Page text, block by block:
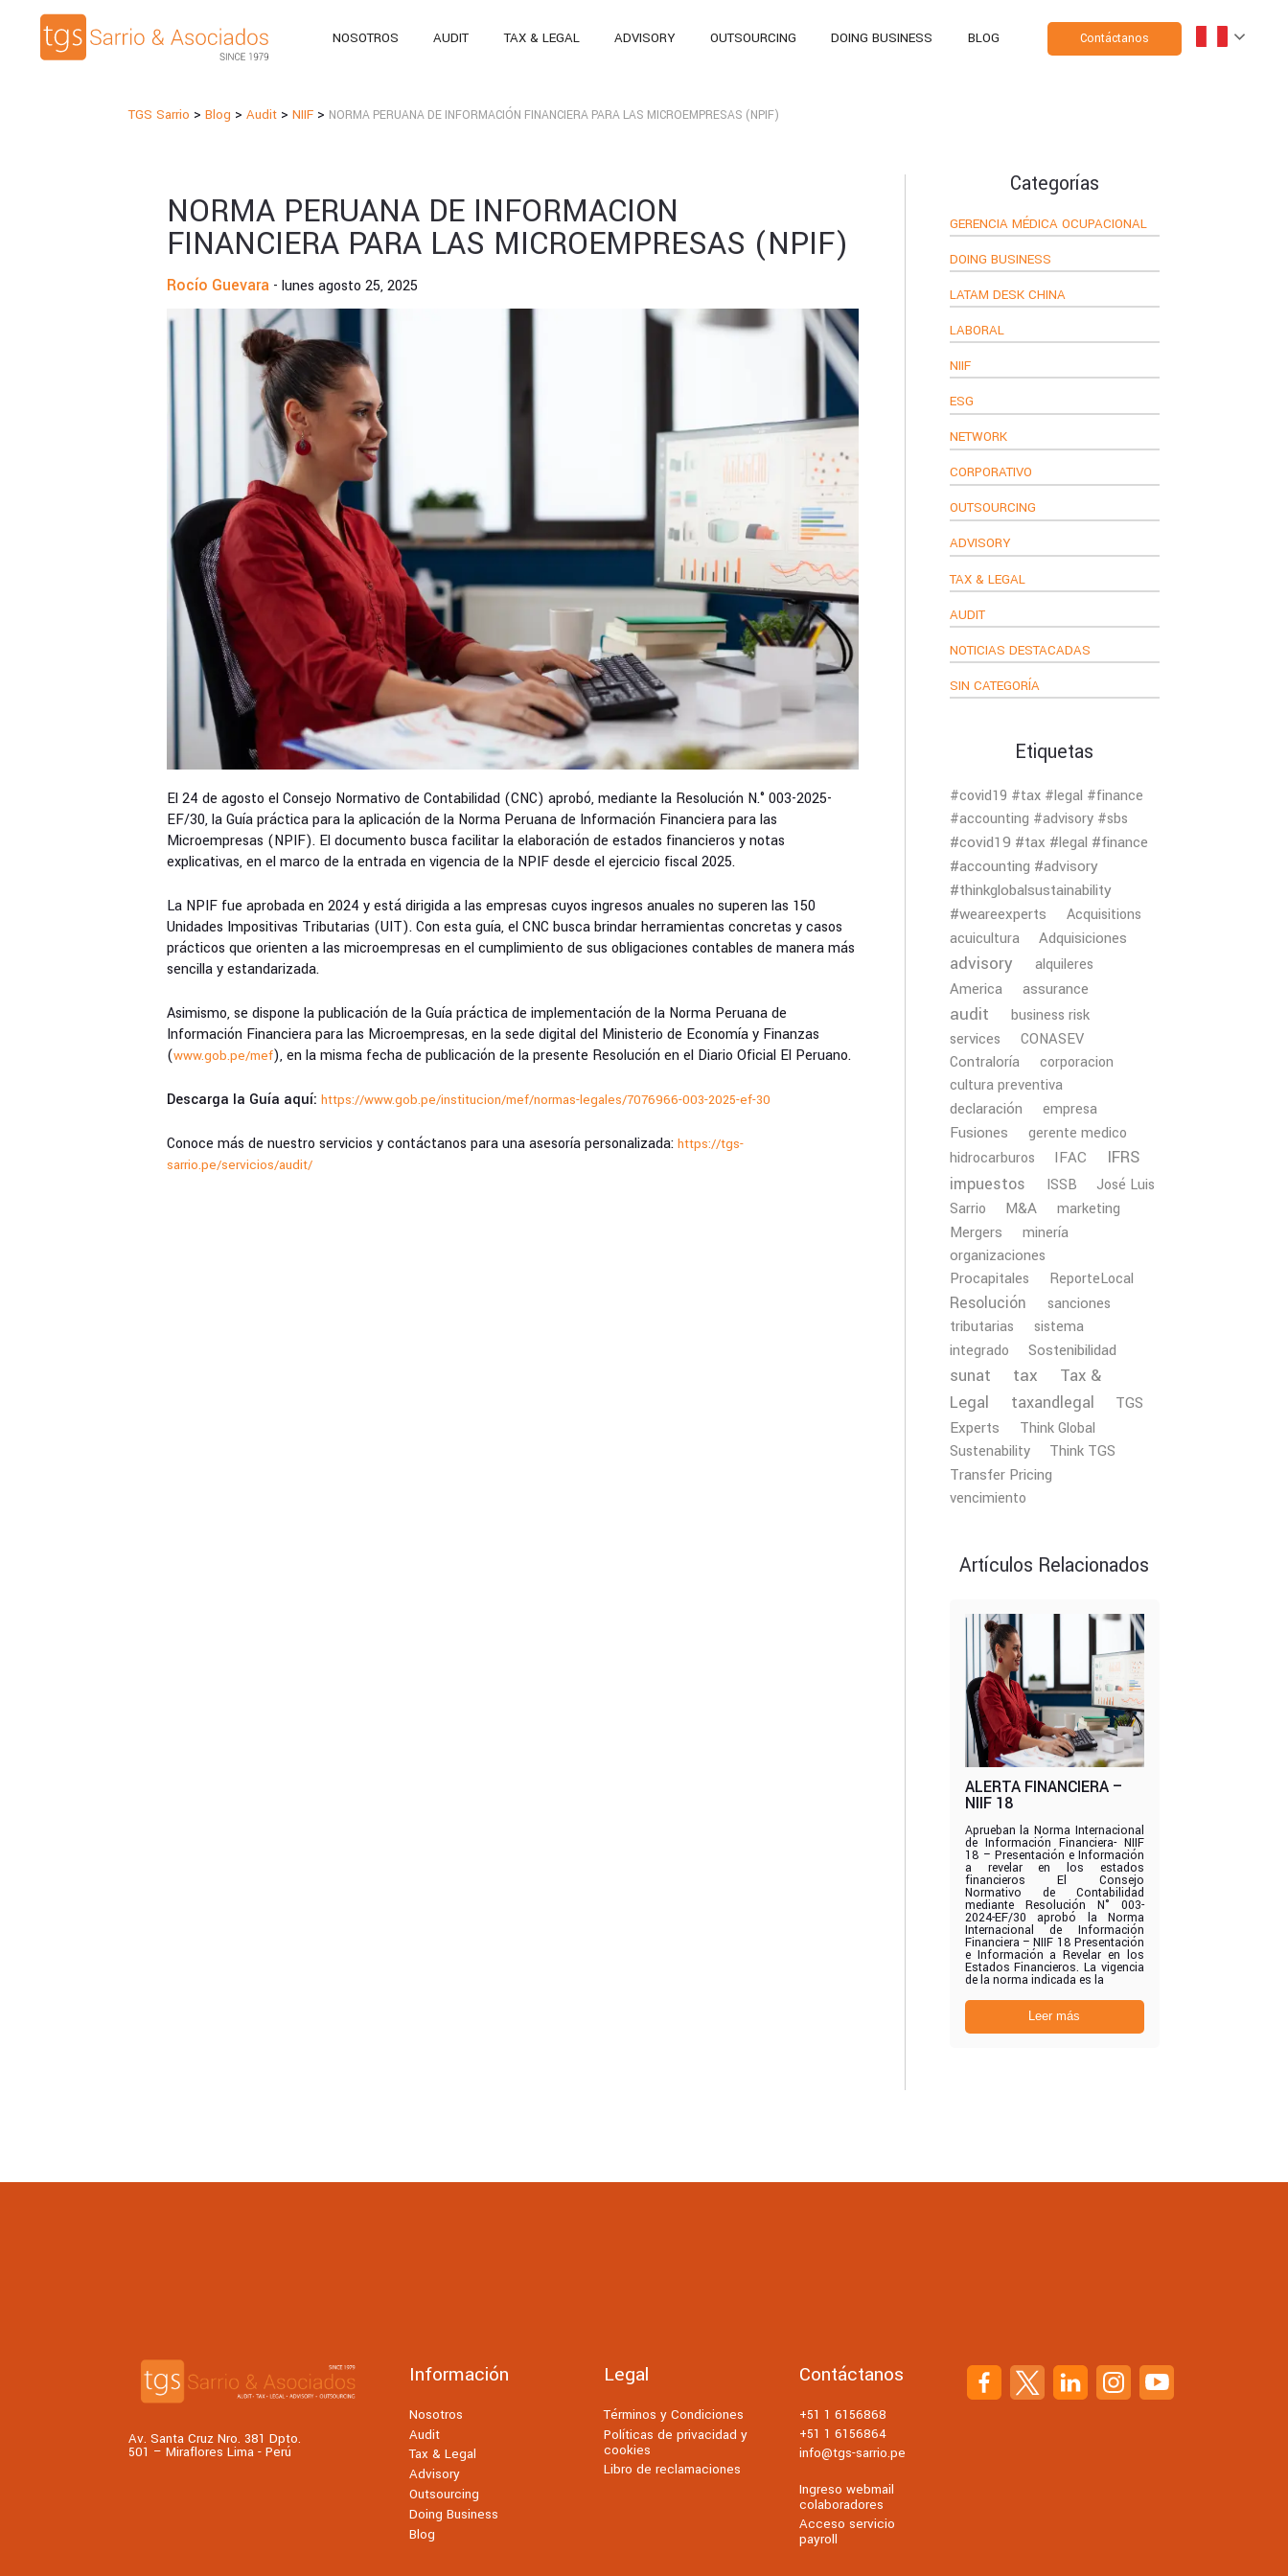
NOSOTROS AUDIT TAX & LEGAL ADVISORY OUTSOURCING DOING BUSINESS BLOG Contáctanos
TGS Sarrio >Blog >Audit >NIIF > NORMA PERUANA DE INFORMACIÓN FINANCIERA PARA LAS MICROEMPRESAS (NPIF)
NORMA PERUANA DE INFORMACIÓN
FINANCIERA PARA LAS MICROEMPRESAS (NPIF)
Rocío Guevara - lunes agosto 25, 2025
El 24 de agosto el Consejo Normativo de Contabilidad (CNC) aprobó, mediante la Resolución N.° 003-2025-
EF/30, la Guía práctica para la aplicación de la Norma Peruana de Información Financiera para las
Microempresas (NPIF). El documento busca facilitar la elaboración de estados financieros y notas
explicativas, en el marco de la entrada en vigencia de la NPIF desde el ejercicio fiscal 2025.
La NPIF fue aprobada en 2024 y está dirigida a las empresas cuyos ingresos anuales no superen las 150
Unidades Impositivas Tributarias (UIT). Con esta guía, el CNC busca brindar herramientas concretas y casos
prácticos que orienten a las microempresas en el cumplimiento de sus obligaciones contables de manera más
sencilla y estandarizada.
Asimismo, se dispone la publicación de la Guía práctica de implementación de la Norma Peruana de
Información Financiera para las Microempresas, en la sede digital del Ministerio de Economía y Finanzas
(www.gob.pe/mef), en la misma fecha de publicación de la presente Resolución en el Diario Oficial El Peruano.
Descarga la Guía aquí:https://www.gob.pe/institucion/mef/normas-legales/7076966-003-2025-ef-30
Conoce más de nuestro servicios y contáctanos para una asesoría personalizada:https://tgs-
sarrio.pe/servicios/audit/
Categorías
GERENCIA MÉDICA OCUPACIONAL
DOING BUSINESS
LATAM DESK CHINA
LABORAL
NIIF
ESG
NETWORK
CORPORATIVO
OUTSOURCING
ADVISORY
TAX & LEGAL
AUDIT
NOTICIAS DESTACADAS
SIN CATEGORÍA
Etiquetas
#covid19 #tax #legal #finance
#accounting #advisory #sbs
#covid19 #tax #legal #finance
#accounting #advisory
#thinkglobalsustainability
#weareexperts
Acquisitions
acuicultura
Adquisiciones
advisory alquileres
America assurance
audit
business risk
services
CONASEV
Contraloría
corporacion
cultura preventiva
declaración empresa
Fusiones
gerente medico
hidrocarburos
IFAC IFRS
impuestos ISSB
José Luis
Sarrio
M&A marketing
Mergers
minería
organizaciones
Procapitales
ReporteLocal
Resolución
sanciones
tributarias
sistema
integrado
Sostenibilidad
sunat tax
Tax &
Legal
taxandlegal
TGS
Experts
Think Global
Sustenability
Think TGS
Transfer Pricing
vencimiento
Artículos Relacionados
ALERTA FINANCIERA –
NIIF 18
Aprueban la Norma Internacional
de Información Financiera- NIIF
18 – Presentación e Información
a revelar en los estados
financieros El Consejo
Normativo de Contabilidad
mediante Resolución N° 003-
2024-EF/30 aprobó la Norma
Internacional de Información
Financiera – NIIF 18 Presentación
e Información a Revelar en los
Estados Financieros. La vigencia
de la norma indicada es la
Leer más
Av. Santa Cruz Nro. 381 Dpto.
501 – Miraflores Lima - Perú
Información
Nosotros
Audit
Tax & Legal
Advisory
Outsourcing
Doing Business
Blog
Legal
Términos y Condiciones
Políticas de privacidad y
cookies
Libro de reclamaciones
Contáctanos
+51 1 6156868
+51 1 6156864
info@tgs-sarrio.pe
Ingreso webmail
colaboradores
Acceso servicio
payroll